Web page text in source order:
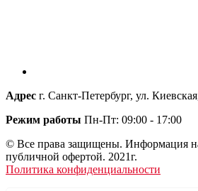
Адрес г. Санкт-Петербург, ул.
Режим работы Пн-Пт: 09:00 - 17:00
© Все права защищены. Информация на
публичной офертой. 2021г.
Политика конфиденциальности